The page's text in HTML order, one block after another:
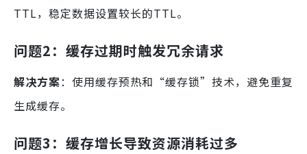
TTL，稳定数据设置较长的TTL。
问题2：缓存过期时触发冗余请求
解决方案：使用缓存预热和“缓存锁”技术，避免重复
生成缓存。
问题3：缓存增长导致资源消耗过多